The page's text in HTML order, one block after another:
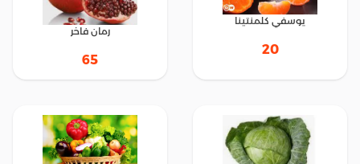
يوسفي كلمنتينا
20
رمان فاخر
65